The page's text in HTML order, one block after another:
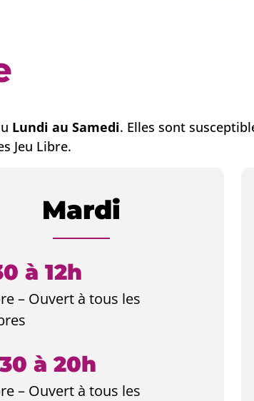
Lundi au Samedi. Elles sont
Jeu Libre.
Mardi
à 12h
– Ouvert à tous les
à 20h
– Ouvert à tous les